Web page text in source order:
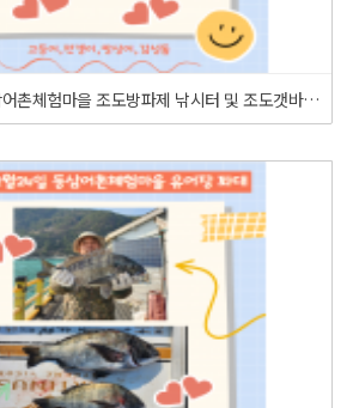
2023년 2월 23일 동삼어촌체험마을 조도방파제 낚시터 및 조도갯바위 조황입니다.